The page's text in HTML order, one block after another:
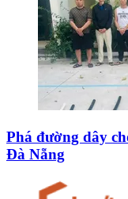
Phá đường dây
Đà Nẵng